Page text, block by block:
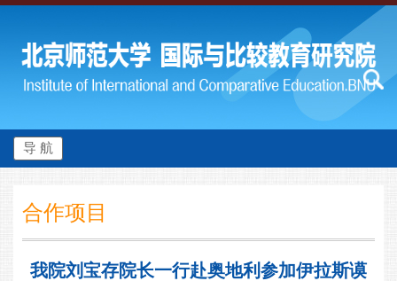
导 航
合作项目
我院刘宝存院长一行赴奥地利参加伊拉斯谟